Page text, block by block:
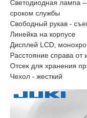
Светодиодная лампа
сроком службы
Свободный рукав -
Линейка на корпусе
Дисплей LCD,
Расстояние справа от
Отсек для хранения
Чехол - жесткий